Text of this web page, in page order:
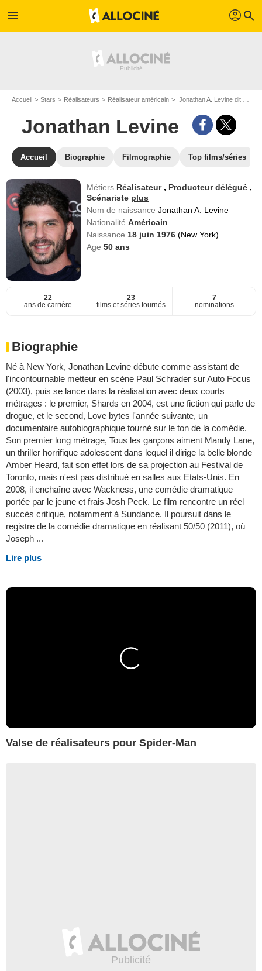
menu profil search
Accueil Stars Réalisateurs Réalisateur américain Jonathan A. Levine dit Jonathan Levine
Jonathan Levine
Accueil Biographie Filmographie Top films/séries
Métiers Réalisateur , Producteur délégué ,
Scénariste plus
Nom de naissanceJonathan A. Levine
NationalitéAméricain
Naissance 18 juin 1976(New York)
Age50 ans
22
ans de carrière
23
films et séries tournés
7
nominations
Biographie
Né à New York, Jonathan Levine débute comme assistant de
l'incontournable metteur en scène Paul Schrader sur Auto Focus
(2003), puis se lance dans la réalisation avec deux courts
métrages : le premier, Shards en 2004, est une fiction qui parle de
drogue, et le second, Love bytes l'année suivante, un
documentaire autobiographique tourné sur le ton de la comédie.
Son premier long métrage, Tous les garçons aiment Mandy Lane,
un thriller horrifique adolescent dans lequel il dirige la belle blonde
Amber Heard, fait son effet lors de sa projection au Festival de
Toronto, mais n'est pas distribué en salles aux Etats-Unis. En
2008, il enchaîne avec Wackness, une comédie dramatique
portée par le jeune et frais Josh Peck. Le film rencontre un réel
succès critique, notamment à Sundance. Il poursuit dans le
registre de la comédie dramatique en réalisant 50/50 (2011), où
Joseph ...
Lire plus
Valse de réalisateurs pour Spider-Man